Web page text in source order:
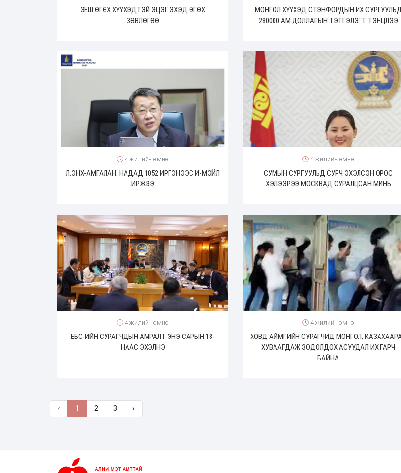
ЭЕШ ӨГӨХ ХҮҮХЭДТЭЙ ЭЦЭГ ЭХЭД ӨГӨХ
ЗӨВЛӨГӨӨ
МОНГОЛ ХҮҮХЭД СТЭНФОРДЫН ИХ СУРГУУЛЬД
280000 АМ.ДОЛЛАРЫН ТЭТГЭЛЭГТ ТЭНЦЛЭЭ
4 жилийн өмнө
Л.ЭНХ-АМГАЛАН: НАДАД 1052 ИРГЭНЭЭС И-МЭЙЛ
ИРЖЭЭ
4 жилийн өмнө
СУМЫН СУРГУУЛЬД СУРЧ ЭХЭЛСЭН ОРОС
ХЭЛЭЭРЭЭ МОСКВАД СУРАЛЦСАН МИНЬ
4 жилийн өмнө
ЕБС-ИЙН СУРАГЧДЫН АМРАЛТ ЭНЭ САРЫН 18-
НААС ЭХЭЛНЭ
4 жилийн өмнө
ХОВД АЙМГИЙН СУРАГЧИД МОНГОЛ,
ХУВААГДАЖ ЗОДОЛДОХ АСУУДАЛ ИХ ГАРЧ
БАЙНА
‹ 1 2 3 ›